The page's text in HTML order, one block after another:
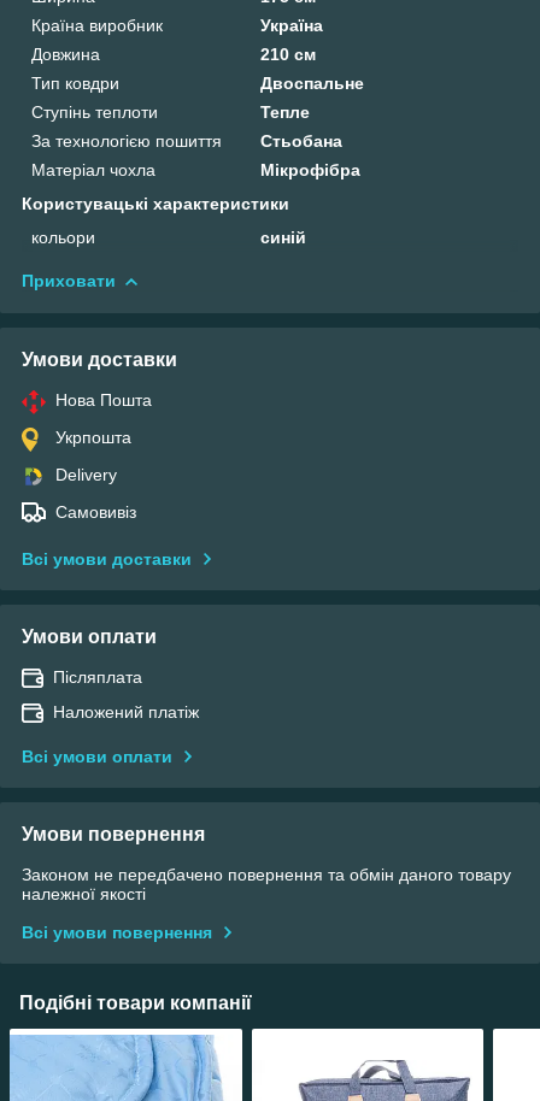
Країна виробник
Україна
Довжина
210 см
Тип ковдри
Двоспальне
Ступінь теплоти
Тепле
За технологією пошиття
Стьобана
Матеріал чохла
Мікрофібра
Користувацькi характеристики
кольори
синій
Приховати
Умови доставки
Нова Пошта
Укрпошта
Delivery
Самовивіз
Всі умови доставки
Умови оплати
Післяплата
Наложений платіж
Всі умови оплати
Умови повернення
Законом не передбачено повернення та обмін даного товару
належної якості
Всі умови повернення
Подібні товари компанії